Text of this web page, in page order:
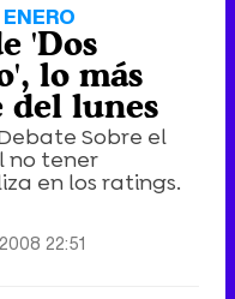
'Dos
lo más
del lunes
Sobre el
no tener
en los ratings.
22:51